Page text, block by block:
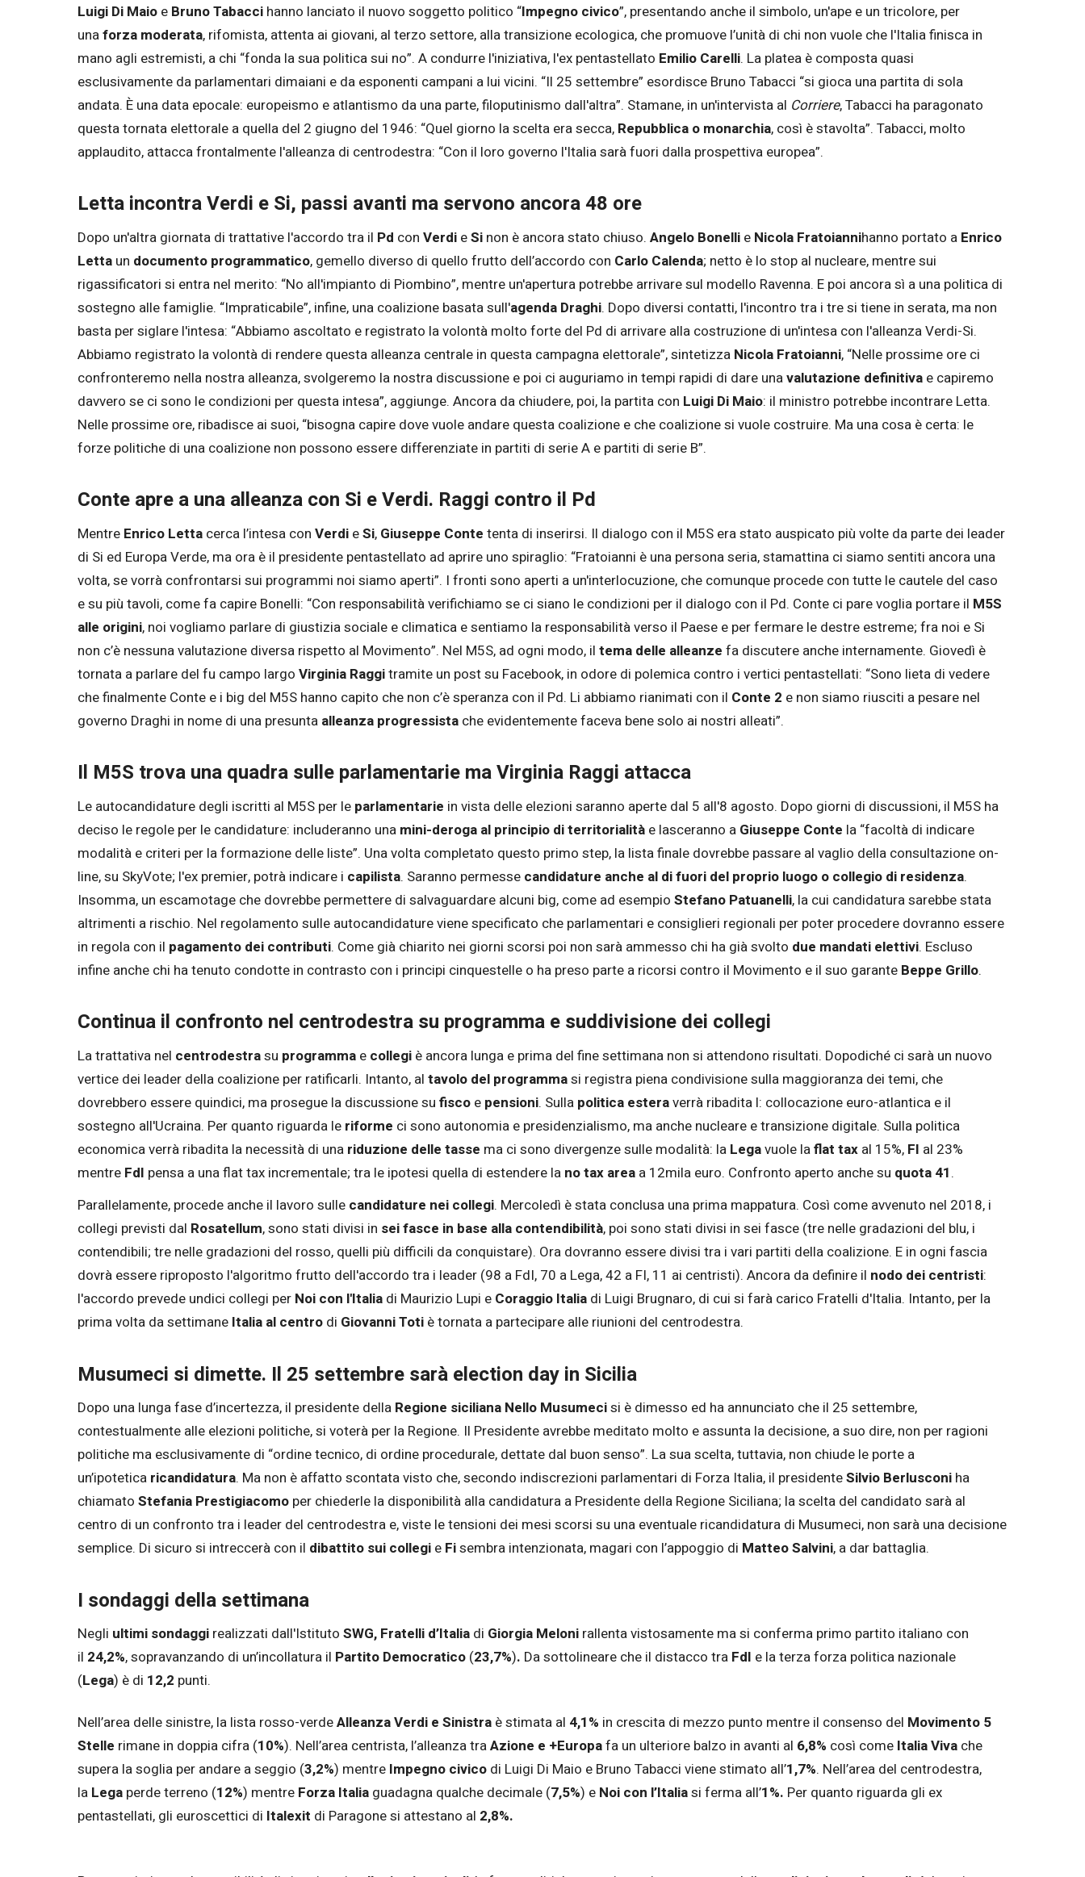
Luigi Di Maio e Bruno Tabacci hanno lanciato il nuovo soggetto politico “Impegno civico”, presentando anche il simbolo, un'ape e un tricolore, per
unaforza moderata, rifomista, attenta ai giovani, al terzo settore, alla transizione ecologica, che promuove l’unità di chi non vuole che l'Italia finisca in
mano agli estremisti, a chi “fonda la sua politica sui no”. A condurre l'iniziativa, l'ex pentastellato Emilio Carelli. La platea è composta quasi
esclusivamente da parlamentari dimaiani e da esponenti campani a lui vicini. “Il 25 settembre” esordisce Bruno Tabacci “si gioca una partita di sola
andata. È una data epocale: europeismo e atlantismo da una parte, filoputinismo dall'altra”. Stamane, in un'intervista al Corriere, Tabacci ha paragonato
questa tornata elettorale a quella del 2 giugno del 1946: “Quel giorno la scelta era secca, Repubblica o monarchia, così è stavolta”. Tabacci, molto
applaudito, attacca frontalmente l'alleanza di centrodestra: “Con il loro governo l'Italia sarà fuori dalla prospettiva europea”.
Letta incontra Verdi e Si, passi avanti ma servono ancora 48 ore
Dopo un'altra giornata di trattative l'accordo tra il Pd con Verdi eSi non è ancora stato chiuso. Angelo Bonelli e Nicola Fratoiannihanno portato a Enrico
Letta un documento programmatico, gemello diverso di quello frutto dell’accordo con Carlo Calenda; netto è lo stop al nucleare, mentre sui
rigassificatori si entra nel merito: “No all'impianto di Piombino”, mentre un'apertura potrebbe arrivare sul modello Ravenna. E poi ancora sì a una politica di
sostegno alle famiglie. “Impraticabile”, infine, una coalizione basata sull'agenda Draghi. Dopo diversi contatti, l'incontro tra i tre si tiene in serata, ma non
basta per siglare l'intesa: “Abbiamo ascoltato e registrato la volontà molto forte del Pd di arrivare alla costruzione di un'intesa con l'alleanza Verdi-Si.
Abbiamo registrato la volontà di rendere questa alleanza centrale in questa campagna elettorale”, sintetizza Nicola Fratoianni, “Nelle prossime ore ci
confronteremo nella nostra alleanza, svolgeremo la nostra discussione e poi ci auguriamo in tempi rapidi di dare unavalutazione definitiva e capiremo
davvero se ci sono le condizioni per questa intesa”, aggiunge. Ancora da chiudere, poi, la partita con Luigi Di Maio: il ministro potrebbe incontrare Letta.
Nelle prossime ore, ribadisce ai suoi, “bisogna capire dove vuole andare questa coalizione e che coalizione si vuole costruire. Ma una cosa è certa: le
forze politiche di una coalizione non possono essere differenziate in partiti di serie A e partiti di serie B”.
Conte apre a una alleanza con Si e Verdi. Raggi contro il Pd
Mentre Enrico Letta cerca l’intesa con Verdi eSi, Giuseppe Conte tenta di inserirsi. Il dialogo con il M5S era stato auspicato più volte da parte dei leader
di Si ed Europa Verde, ma ora è il presidente pentastellato ad aprire uno spiraglio: “Fratoianni è una persona seria, stamattina ci siamo sentiti ancora una
volta, se vorrà confrontarsi sui programmi noi siamo aperti”. I fronti sono aperti a un'interlocuzione, che comunque procede con tutte le cautele del caso
e su più tavoli, come fa capire Bonelli: “Con responsabilità verifichiamo se ci siano le condizioni per il dialogo con il Pd. Conte ci pare voglia portare il M5S
alle origini, noi vogliamo parlare di giustizia sociale e climatica e sentiamo la responsabilità verso il Paese e per fermare le destre estreme; fra noi e Si
non c’è nessuna valutazione diversa rispetto al Movimento”. Nel M5S, ad ogni modo, il tema delle alleanze fa discutere anche internamente. Giovedì è
tornata a parlare del fu campo largo Virginia Raggitramite un post su Facebook, in odore di polemica contro i vertici pentastellati: “Sono lieta di vedere
che finalmente Conte e i big del M5S hanno capito che non c’è speranza con il Pd. Li abbiamo rianimati con il Conte 2 e non siamo riusciti a pesare nel
governo Draghi in nome di una presunta alleanza progressista che evidentemente faceva bene solo ai nostri alleati”.
Il M5S trova una quadra sulle parlamentarie ma Virginia Raggi attacca
Le autocandidature degli iscritti al M5S per le parlamentarie in vista delle elezioni saranno aperte dal 5 all'8 agosto. Dopo giorni di discussioni, il M5S ha
deciso le regole per le candidature: includeranno una mini-deroga al principio di territorialità e lasceranno a Giuseppe Conte la “facoltà di indicare
modalità e criteri per la formazione delle liste”. Una volta completato questo primo step, la lista finale dovrebbe passare al vaglio della consultazione on-
line, su SkyVote; l'ex premier, potrà indicare i capilista. Saranno permesse candidature anche al di fuori del proprio luogo o collegio di residenza.
Insomma, un escamotage che dovrebbe permettere di salvaguardare alcuni big, come ad esempio Stefano Patuanelli, la cui candidatura sarebbe stata
altrimenti a rischio. Nel regolamento sulle autocandidature viene specificato che parlamentari e consiglieri regionali per poter procedere dovranno essere
in regola con il pagamento dei contributi. Come già chiarito nei giorni scorsi poi non sarà ammesso chi ha già svolto due mandati elettivi. Escluso
infine anche chi ha tenuto condotte in contrasto con i principi cinquestelle o ha preso parte a ricorsi contro il Movimento e il suo garante Beppe Grillo.
Continua il confronto nel centrodestra su programma e suddivisione dei collegi
La trattativa nel centrodestrasu programma e collegi è ancora lunga e prima del fine settimana non si attendono risultati. Dopodiché ci sarà un nuovo
vertice dei leader della coalizione per ratificarli. Intanto, al tavolo del programmasi registra piena condivisione sulla maggioranza dei temi, che
dovrebbero essere quindici, ma prosegue la discussione su fisco e pensioni. Sulla politica esteraverrà ribadita l: collocazione euro-atlantica e il
sostegno all'Ucraina. Per quanto riguarda le riforme ci sono autonomia e presidenzialismo, ma anche nucleare e transizione digitale. Sulla politica
economica verrà ribadita la necessità di una riduzione delle tasse ma ci sono divergenze sulle modalità: la Legavuole laflat tax al 15%, FI al 23%
mentre FdI pensa a una flat tax incrementale; tra le ipotesi quella di estendere la no tax area a 12mila euro. Confronto aperto anche su quota 41.
Parallelamente, procede anche il lavoro sulle candidature nei collegi. Mercoledì è stata conclusa una prima mappatura. Così come avvenuto nel 2018, i
collegi previsti dal Rosatellum, sono stati divisi in sei fasce in base alla contendibilità, poi sono stati divisi in sei fasce (tre nelle gradazioni del blu, i
contendibili; tre nelle gradazioni del rosso, quelli più difficili da conquistare). Ora dovranno essere divisi tra i vari partiti della coalizione. E in ogni fascia
dovrà essere riproposto l'algoritmo frutto dell'accordo tra i leader (98 a FdI, 70 a Lega, 42 a FI, 11 ai centristi). Ancora da definire il nodo dei centristi:
l'accordo prevede undici collegi per Noi con l'Italia di Maurizio Lupi e Coraggio Italia di Luigi Brugnaro, di cui si farà carico Fratelli d'Italia. Intanto, per la
prima volta da settimane Italia al centro di Giovanni Toti è tornata a partecipare alle riunioni del centrodestra.
Musumeci si dimette. Il 25 settembre sarà election day in Sicilia
Dopo una lunga fase d’incertezza, il presidente della Regione siciliana Nello Musumecisi è dimesso ed ha annunciato che il 25 settembre,
contestualmente alle elezioni politiche, si voterà per la Regione. Il Presidente avrebbe meditato molto e assunta la decisione, a suo dire, non per ragioni
politiche ma esclusivamente di “ordine tecnico, di ordine procedurale, dettate dal buon senso”. La sua scelta, tuttavia, non chiude le porte a
un’ipotetica ricandidatura. Ma non è affatto scontata visto che, secondo indiscrezioni parlamentari di Forza Italia, il presidenteSilvio Berlusconi ha
chiamato Stefania Prestigiacomo per chiederle la disponibilità alla candidatura a Presidente della Regione Siciliana; la scelta del candidato sarà al
centro di un confronto tra i leader del centrodestra e, viste le tensioni dei mesi scorsi su una eventuale ricandidatura di Musumeci, non sarà una decisione
semplice. Di sicuro si intreccerà con il dibattito sui collegi e Fisembra intenzionata, magari con l’appoggio di Matteo Salvini, a dar battaglia.
I sondaggi della settimana
Negli ultimi sondaggi realizzati dall'Istituto SWG, Fratelli d’Italia di Giorgia Meloni rallenta vistosamente ma si conferma primo partito italiano con
il 24,2%, sopravanzando di un’incollatura il Partito Democratico (23,7%). Da sottolineare che il distacco tra FdI e la terza forza politica nazionale
(Lega) è di 12,2 punti.
Nell’area delle sinistre, la lista rosso-verdeAlleanza Verdi e Sinistra è stimata al 4,1% in crescita di mezzo punto mentre il consenso del Movimento 5
Stelle rimane in doppia cifra (10%). Nell’area centrista, l’alleanza traAzione e +Europafa un ulteriore balzo in avanti al 6,8% così come Italia Viva che
supera la soglia per andare a seggio (3,2%) mentre Impegno civico di Luigi Di Maio e Bruno Tabacci viene stimato all’1,7%. Nell’area del centrodestra,
la Lega perde terreno (12%) mentre Forza Italia guadagna qualche decimale (7,5%) e Noi con l’Italiasi ferma all’1%. Per quanto riguarda gli ex
pentastellati, gli euroscettici di Italexit di Paragone si attestano al 2,8%.